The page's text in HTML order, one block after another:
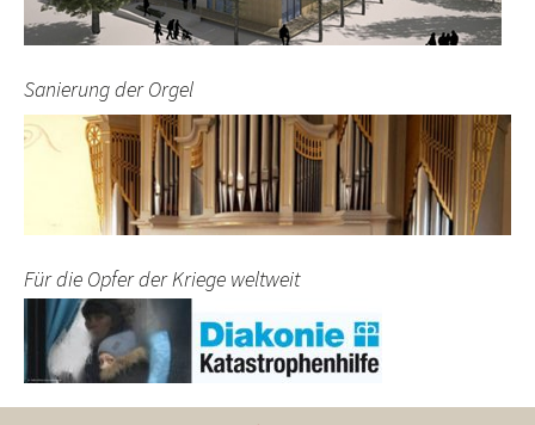
Sanierung der Orgel
Für die Opfer der Kriege weltweit